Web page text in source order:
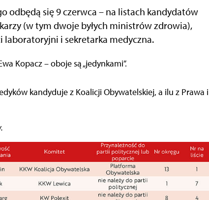
odbędą się 9 czerwca – na listach kandydatów
(w tym dwoje byłych ministrów zdrowia),
laboratoryjni i sekretarka medyczna.
Kopacz – oboje są „jedynkami”.
kandyduje z Koalicji Obywatelskiej, a ilu z Prawa i